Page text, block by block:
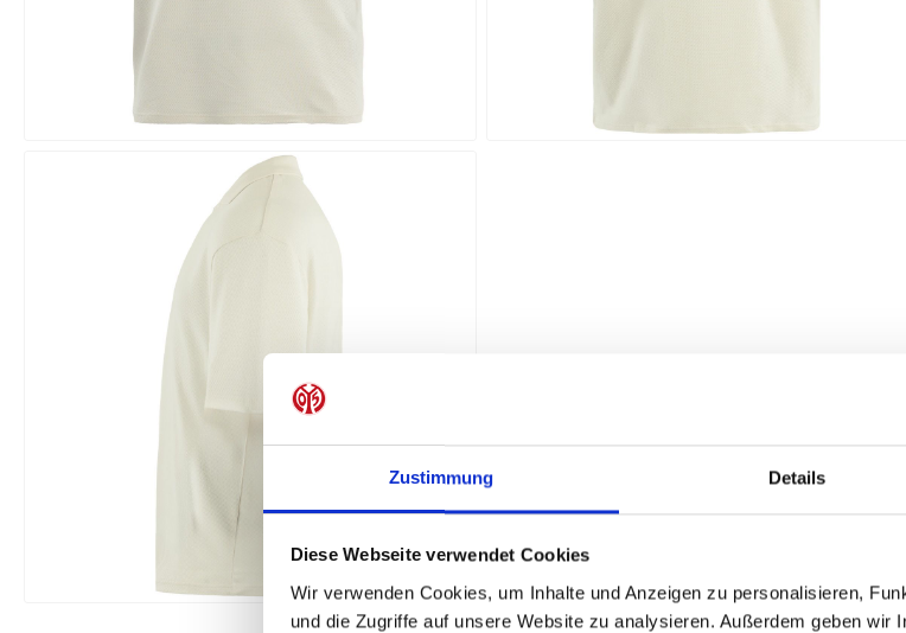
Zustimmung Details
Diese Webseite verwendet Cookies
Wir verwenden Cookies, um Inhalte und Anzeigen zu personalisieren,
und die Zugriffe auf unsere Website zu analysieren. Außerdem geben wir